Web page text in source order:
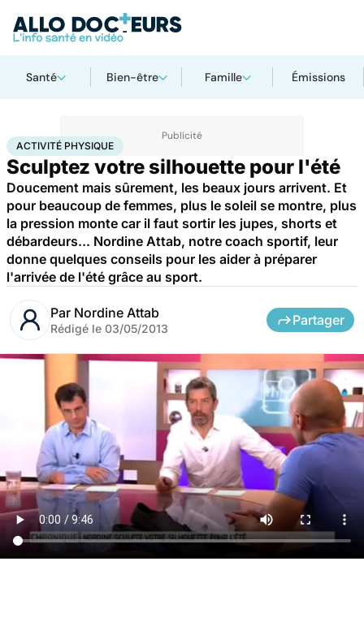
Santé Bien-être Famille Émissions
AccueilBien-êtreSport santé Activité physique
ACTIVITÉ PHYSIQUE
Sculptez votre silhouette pour l'été
Doucement mais sûrement, les beaux jours arrivent. Et
pour beaucoup de femmes, plus le soleil se montre, plus
la pression monte car il faut sortir les jupes, shorts et
débardeurs... Nordine Attab, notre coach sportif, leur
donne quelques conseils pour les aider à préparer
l'arrivée de l'été grâce au sport.
Par Nordine Attab
Rédigé le 03/05/2013
Partager